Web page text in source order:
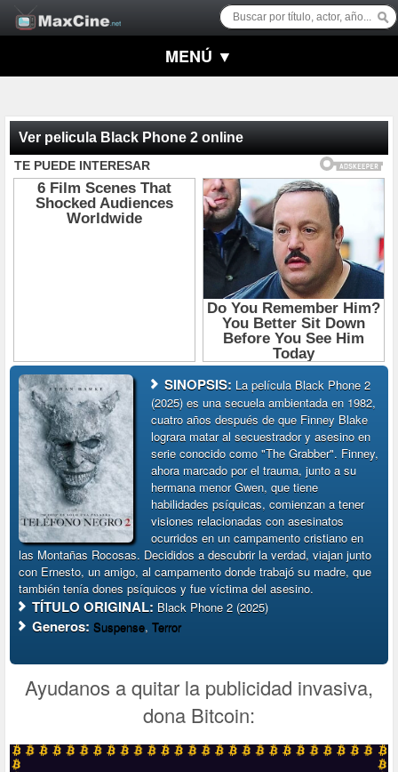
MENÚ ▼
Ver pelicula Black Phone 2 online
SINOPSIS: La película Black Phone 2
(2025) es una secuela ambientada en 1982,
cuatro años después de que Finney Blake
lograra matar al secuestrador y asesino en
serie conocido como "The Grabber". Finney,
ahora marcado por el trauma, junto a su
hermana menor Gwen, que tiene
habilidades psíquicas, comienzan a tener
visiones relacionadas con asesinatos
ocurridos en un campamento cristiano en
las Montañas Rocosas. Decididos a descubrir la verdad, viajan junto
con Ernesto, un amigo, al campamento donde trabajó su madre, que
también tenía dones psíquicos y fue víctima del asesino.
TÍTULO ORIGINAL: Black Phone 2 (2025)
Generos:Suspense, Terror
Ayudanos a quitar la publicidad invasiva,
dona Bitcoin: